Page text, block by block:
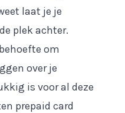
laat je je
plek achter.
om
over je
is voor al deze
prepaid card